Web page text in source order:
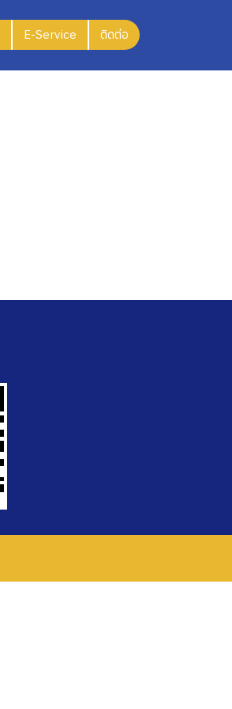
E-Service ติดต่อ